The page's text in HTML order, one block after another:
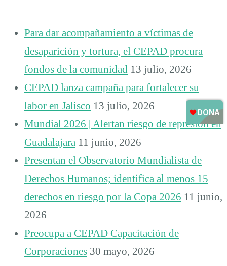
Para dar acompañamiento a víctimas de
desaparición y tortura, el CEPAD procura
fondos de la comunidad 13 julio, 2026
CEPAD lanza campaña para fortalecer su
labor en Jalisco 13 julio, 2026
Mundial 2026 | Alertan riesgo de represión en
Guadalajara 11 junio, 2026
Presentan el Observatorio Mundialista de
Derechos Humanos; identifica al menos 15
derechos en riesgo por la Copa 2026 11 junio,
2026
Preocupa a CEPAD Capacitación de
Corporaciones 30 mayo, 2026